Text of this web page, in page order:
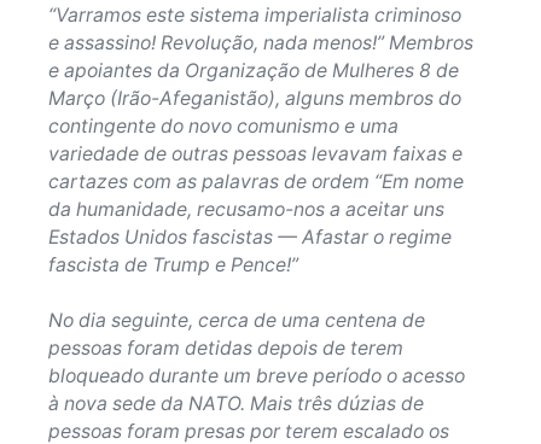
“Varramos este sistema imperialista criminoso
e assassino! Revolução, nada menos!” Membros
e apoiantes da Organização de Mulheres 8 de
Março (Irão-Afeganistão), alguns membros do
contingente do novo comunismo e uma
variedade de outras pessoas levavam faixas e
cartazes com as palavras de ordem “Em nome
da humanidade, recusamo-nos a aceitar uns
Estados Unidos fascistas — Afastar o regime
fascista de Trump e Pence!”
No dia seguinte, cerca de uma centena de
pessoas foram detidas depois de terem
bloqueado durante um breve período o acesso
à nova sede da NATO. Mais três dúzias de
pessoas foram presas por terem escalado os